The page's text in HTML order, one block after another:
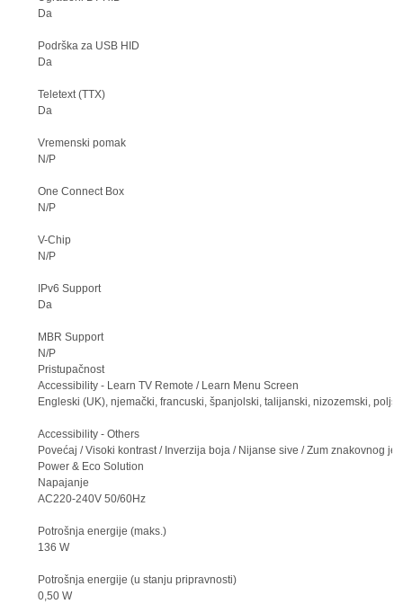
Da
Podrška za USB HID
Da
Teletext (TTX)
Da
Vremenski pomak
N/P
One Connect Box
N/P
V-Chip
N/P
IPv6 Support
Da
MBR Support
N/P
Pristupačnost
Accessibility - Learn TV Remote / Learn Menu Screen
Engleski (UK), njemački, francuski, španjolski, talijanski, nizozemski,
Accessibility - Others
Povećaj / Visoki kontrast / Inverzija boja / Nijanse sive / Zum znakovnog
Power & Eco Solution
Napajanje
AC220-240V 50/60Hz
Potrošnja energije (maks.)
136 W
Potrošnja energije (u stanju pripravnosti)
0,50 W